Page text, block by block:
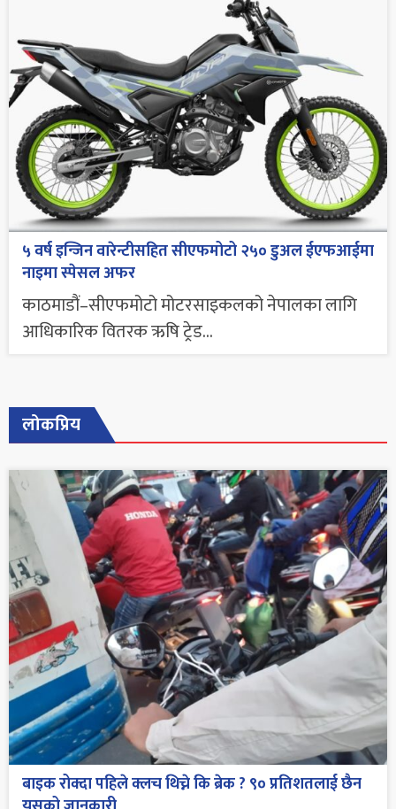
५ वर्ष इन्जिन वारेन्टीसहित सीएफमोटो २५० डुअल ईएफआईमा
नाइमा स्पेसल अफर
काठमाडौं–सीएफमोटो मोटरसाइकलको नेपालका लागि
आधिकारिक वितरक ऋषि ट्रेड...
लोकप्रिय
बाइक रोक्दा पहिले क्लच थिच्ने कि ब्रेक ? ९० प्रतिशतलाई छैन